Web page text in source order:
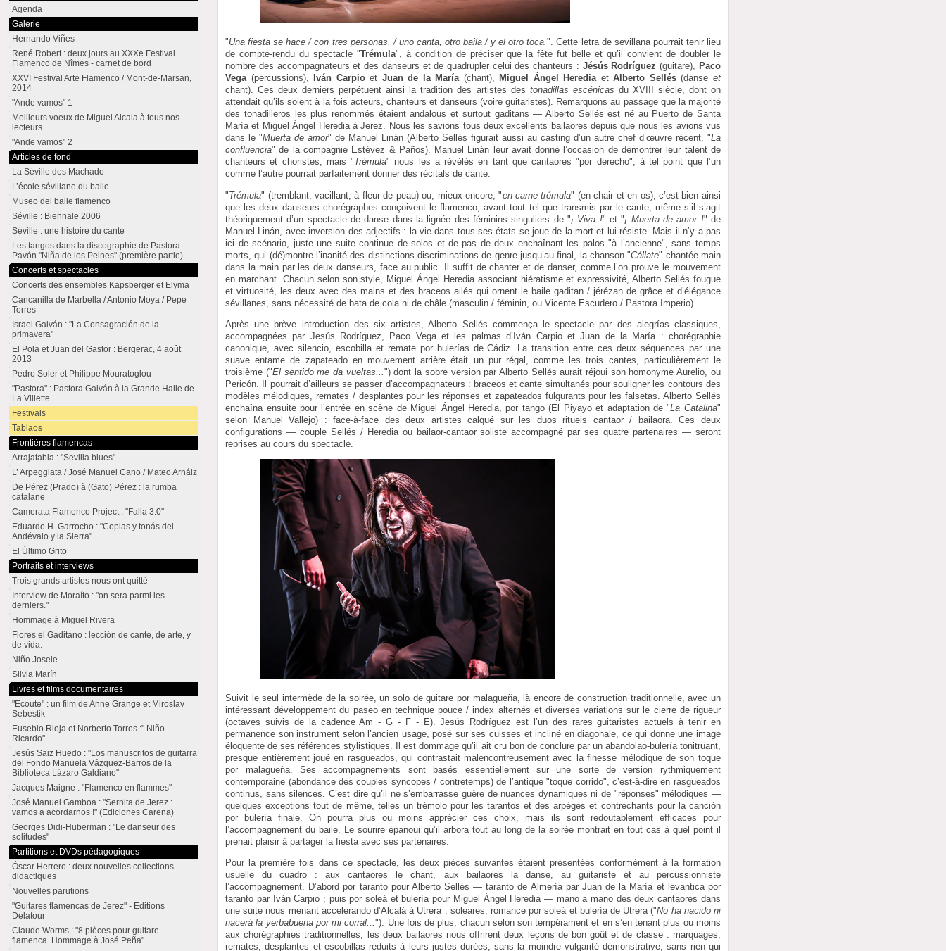
"Una fiesta se hace / con tres personas, / uno canta, otro baila / y el otro toca.". Cette letra de sevillana pourrait tenir lieu
de compte-rendu du spectacle "Trémula", à condition de préciser que la fête fut belle et qu’il convient de doubler le
nombre des accompagnateurs et des danseurs et de quadrupler celui des chanteurs : Jésús Rodríguez (guitare), Paco
Vega(percussions), Iván Carpioet Juan de la María(chant), Miguel Ángel HerediaetAlberto Sellés(danseet
chant). Ces deux derniers perpétuent ainsi la tradition des artistes des tonadillas escénicas du XVIII siècle, dont on
attendait qu’ils soient à la fois acteurs, chanteurs et danseurs (voire guitaristes). Remarquons au passage que la majorité
des tonadilleros les plus renommés étaient andalous et surtout gaditans — Alberto Sellés est né au Puerto de Santa
María et Miguel Ángel Heredia à Jerez. Nous les savions tous deux excellents bailaores depuis que nous les avions vus
dans le "Muerta de amor" de Manuel Linán (Alberto Sellés figurait aussi au casting d’un autre chef d’œuvre récent, "La
confluencia" de la compagnie Estévez & Paños). Manuel Linán leur avait donné l’occasion de démontrer leur talent de
chanteurs et choristes, mais "Trémula" nous les a révélés en tant que cantaores "por derecho", à tel point que l’un
comme l’autre pourrait parfaitement donner des récitals de cante.
"Trémula" (tremblant, vacillant, à fleur de peau) ou, mieux encore, "en carne trémula" (en chair et en os), c’est bien ainsi
que les deux danseurs chorégraphes conçoivent le flamenco, avant tout tel que transmis par le cante, même s’il s’agit
théoriquement d’un spectacle de danse dans la lignée des féminins singuliers de "¡ Viva !" et "¡ Muerta de amor !" de
Manuel Linán, avec inversion des adjectifs : la vie dans tous ses états se joue de la mort et lui résiste. Mais il n’y a pas
ici de scénario, juste une suite continue de solos et de pas de deux enchaînant les palos "à l’ancienne", sans temps
morts, qui (dé)montre l’inanité des distinctions-discriminations de genre jusqu’au final, la chanson "Cállate" chantée main
dans la main par les deux danseurs, face au public. Il suffit de chanter et de danser, comme l’on prouve le mouvement
en marchant. Chacun selon son style, Miguel Ángel Heredia associant hiératisme et expressivité, Alberto Sellés fougue
et virtuosité, les deux avec des mains et des braceos ailés qui ornent le baile gaditan / jérézan de grâce et d’élégance
sévillanes, sans nécessité de bata de cola ni de châle (masculin / féminin, ou Vicente Escudero / Pastora Imperio).
Après une brève introduction des six artistes, Alberto Sellés commença le spectacle par des alegrías classiques,
accompagnées par Jesús Rodríguez, Paco Vega et les palmas d’Iván Carpio et Juan de la María : chorégraphie
canonique, avec silencio, escobilla et remate por bulerías de Cádiz. La transition entre ces deux séquences par une
suave entame de zapateado en mouvement arrière était un pur régal, comme les trois cantes, particulièrement le
troisième ("El sentido me da vueltas... ") dont la sobre version par Alberto Sellés aurait réjoui son homonyme Aurelio, ou
Pericón. Il pourrait d’ailleurs se passer d’accompagnateurs : braceos et cante simultanés pour souligner les contours des
modèles mélodiques, remates / desplantes pour les réponses et zapateados fulgurants pour les falsetas. Alberto Sellés
enchaîna ensuite pour l’entrée en scène de Miguel Ángel Heredia, por tango (El Piyayo et adaptation de "La Catalina"
selon Manuel Vallejo) : face-à-face des deux artistes calqué sur les duos rituels cantaor / bailaora. Ces deux
configurations — couple Sellés / Heredia ou bailaor-cantaor soliste accompagné par ses quatre partenaires — seront
reprises au cours du spectacle.
Suivit le seul intermède de la soirée, un solo de guitare por malagueña, là encore de construction traditionnelle, avec un
intéressant développement du paseo en technique pouce / index alternés et diverses variations sur le cierre de rigueur
(octaves suivis de la cadence Am - G - F - E). Jesús Rodríguez est l’un des rares guitaristes actuels à tenir en
permanence son instrument selon l’ancien usage, posé sur ses cuisses et incliné en diagonale, ce qui donne une image
éloquente de ses références stylistiques. Il est dommage qu’il ait cru bon de conclure par un abandolao-bulería tonitruant,
presque entièrement joué en rasgueados, qui contrastait malencontreusement avec la finesse mélodique de son toque
por malagueña. Ses accompagnements sont basés essentiellement sur une sorte de version rythmiquement
contemporaine (abondance des couples syncopes / contretemps) de l’antique "toque corrido", c’est-à-dire en rasgueados
continus, sans silences. C’est dire qu’il ne s’embarrasse guère de nuances dynamiques ni de "réponses" mélodiques —
quelques exceptions tout de même, telles un trémolo pour les tarantos et des arpèges et contrechants pour la canción
por bulería finale. On pourra plus ou moins apprécier ces choix, mais ils sont redoutablement efficaces pour
l’accompagnement du baile. Le sourire épanoui qu’il arbora tout au long de la soirée montrait en tout cas à quel point il
prenait plaisir à partager la fiesta avec ses partenaires.
Pour la première fois dans ce spectacle, les deux pièces suivantes étaient présentées conformément à la formation
usuelle du cuadro : aux cantaores le chant, aux bailaores la danse, au guitariste et au percussionniste
l’accompagnement. D’abord por taranto pour Alberto Sellés — taranto de Almería par Juan de la María et levantica por
taranto par Iván Carpio ; puis por soleá et bulería pour Miguel Ángel Heredia — mano a mano des deux cantaores dans
une suite nous menant accelerando d’Alcalá à Utrera : soleares, romance por soleá et bulería de Utrera ("No ha nacido ni
nacerá la yerbabuena por mi corral..."). Une fois de plus, chacun selon son tempérament et en s’en tenant plus ou moins
aux chorégraphies traditionnelles, les deux bailaores nous offrirent deux leçons de bon goût et de classe : marquages,
remates, desplantes et escobillas réduits à leurs justes durées, sans la moindre vulgarité démonstrative, sans rien qui
Agenda
Galerie
Hernando Viñes
René Robert : deux jours au XXXe Festival
Flamenco de Nîmes - carnet de bord
XXVI Festival Arte Flamenco / Mont-de-Marsan,
2014
"Ande vamos" 1
Meilleurs voeux de Miguel Alcala à tous nos
lecteurs
"Ande vamos" 2
Articles de fond
La Séville des Machado
L’école sévillane du baile
Museo del baile flamenco
Séville : Biennale 2006
Séville : une histoire du cante
Les tangos dans la discographie de Pastora
Pavón "Niña de los Peines" (première partie)
Concerts et spectacles
Concerts des ensembles Kapsberger et Elyma
Cancanilla de Marbella / Antonio Moya / Pepe
Torres
Israel Galván : "La Consagración de la
primavera"
El Pola et Juan del Gastor : Bergerac, 4 août
2013
Pedro Soler et Philippe Mouratoglou
"Pastora" : Pastora Galván à la Grande Halle de
La Villette
Festivals
Tablaos
Frontières flamencas
Arrajatabla : "Sevilla blues"
L’ Arpeggiata / José Manuel Cano / Mateo Arnáiz
De Pérez (Prado) à (Gato) Pérez : la rumba
catalane
Camerata Flamenco Project : "Falla 3.0"
Eduardo H. Garrocho : "Coplas y tonás del
Andévalo y la Sierra"
El Último Grito
Portraits et interviews
Trois grands artistes nous ont quitté
Interview de Moraíto : "on sera parmi les
derniers."
Hommage à Miguel Rivera
Flores el Gaditano : lección de cante, de arte, y
de vida.
Niño Josele
Silvia Marín
Livres et films documentaires
"Ecoute" : un film de Anne Grange et Miroslav
Sebestik
Eusebio Rioja et Norberto Torres :" Niño
Ricardo"
Jesús Saiz Huedo : "Los manuscritos de guitarra
del Fondo Manuela Vázquez-Barros de la
Biblioteca Lázaro Galdiano"
Jacques Maigne : "Flamenco en flammes"
José Manuel Gamboa : "Sernita de Jerez :
vamos a acordarnos !" (Ediciones Carena)
Georges Didi-Huberman : "Le danseur des
solitudes"
Partitions et DVDs pédagogiques
Óscar Herrero : deux nouvelles collections
didactiques
Nouvelles parutions
"Guitares flamencas de Jerez" - Editions
Delatour
Claude Worms : "8 pièces pour guitare
flamenca. Hommage à José Peña"